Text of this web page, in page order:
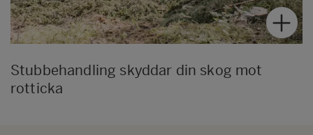
Stubbehandling skyddar din skog mot
rotticka